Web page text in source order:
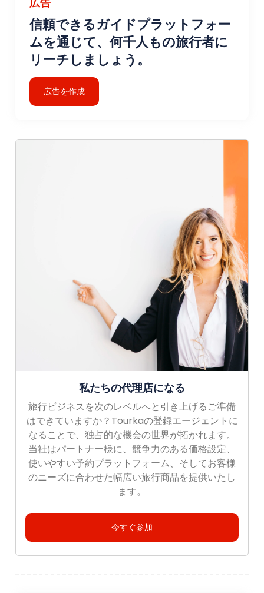
信頼できるガイドプラットフォー
ムを通じて、何千人もの旅行者に
リーチしましょう。
広告を作成
私たちの代理店になる
旅行ビジネスを次のレベルへと引き上げるご準備
はできていますか？Tourkaの登録エージェントに
なることで、独占的な機会の世界が拓かれます。
当社はパートナー様に、競争力のある価格設定、
使いやすい予約プラットフォーム、そしてお客様
のニーズに合わせた幅広い旅行商品を提供いたし
ます。
今すぐ参加